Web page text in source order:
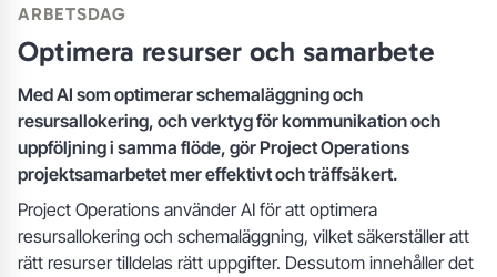
ARBETSDAG
Optimera resurser och samarbete
Med AI som optimerar schemaläggning och
resursallokering, och verktyg för kommunikation och
uppföljning i samma flöde, gör Project Operations
projektsamarbetet mer effektivt och träffsäkert.
Project Operations använder AI för att optimera
resursallokering och schemaläggning, vilket säkerställer att
rätt resurser tilldelas rätt uppgifter. Dessutom innehåller det